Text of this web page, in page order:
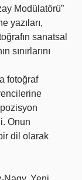
Modülatörü”
yazıları,
sanatsal
sınırlarını
fotoğraf
Onun
dil olarak